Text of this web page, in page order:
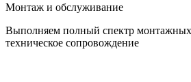
Монтаж и обслуживание
Выполняем полный спектр монтажных
техническое сопровождение